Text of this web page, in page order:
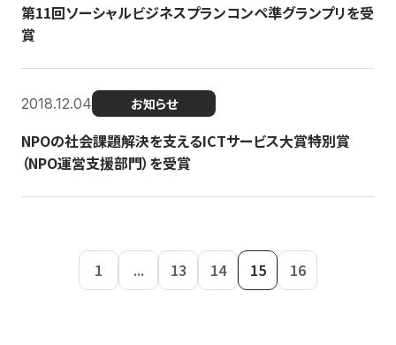
第11回ソーシャルビジネスプランコンペ準グランプリを受
賞
2018.12.04 お知らせ
NPOの社会課題解決を支えるICTサービス大賞特別賞
（NPO運営支援部門）を受賞
1 ... 13 14 15 16